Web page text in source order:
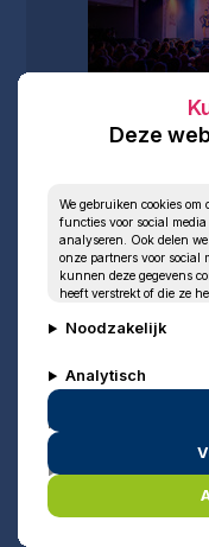
Deze
We gebruiken cookies om
functies voor social
analyseren. Ook delen
onze partners voor social
kunnen deze gegevens
heeft verstrekt of die ze
Noodzakelijk
Analytisch
Marketing